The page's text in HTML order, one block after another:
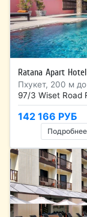
Ratana Apart
Пхукет, 200 м
97/3 Wiset Road
142 166 РУБ